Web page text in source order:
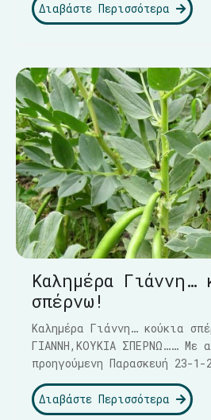
Διαβάστε Περισσότερα
Καλημέρα Γιάννη…
σπέρνω!
Καλημέρα Γιάννη… κούκια
ΓΙΑΝΝΗ,ΚΟΥΚΙΑ ΣΠΕΡΝΩ…… Με
προηγούμενη Παρασκευή 23-
Διαβάστε Περισσότερα